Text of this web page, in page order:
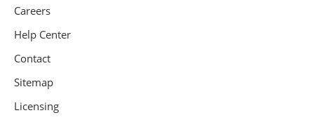
Careers
Help Center
Contact
Sitemap
Licensing